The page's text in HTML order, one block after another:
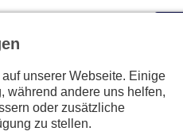
& Ausbildungen
unserer Webseite. Einige
während andere uns helfen,
oder zusätzliche
zu stellen.